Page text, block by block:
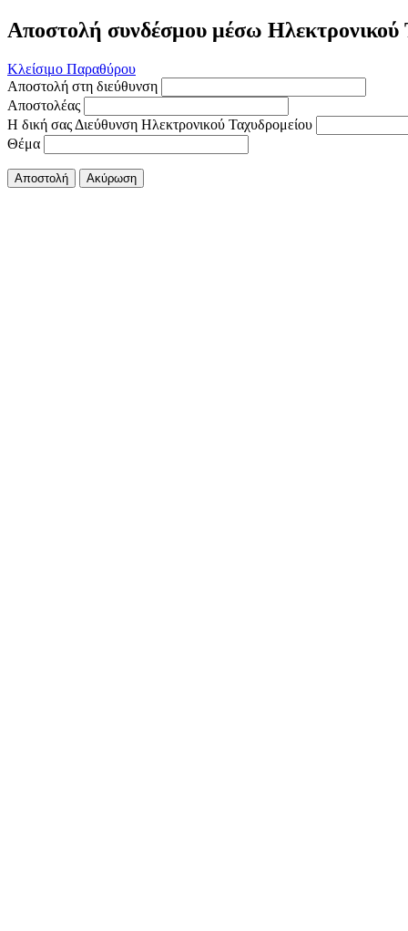
Αποστολή συνδέσμου μέσω Ηλεκτρονικού
Κλείσιμο Παραθύρου
Αποστολή στη διεύθυνση
Αποστολέας
Η δική σας Διεύθυνση Ηλεκτρονικού Ταχυδρομείου
Θέμα
Αποστολή Ακύρωση